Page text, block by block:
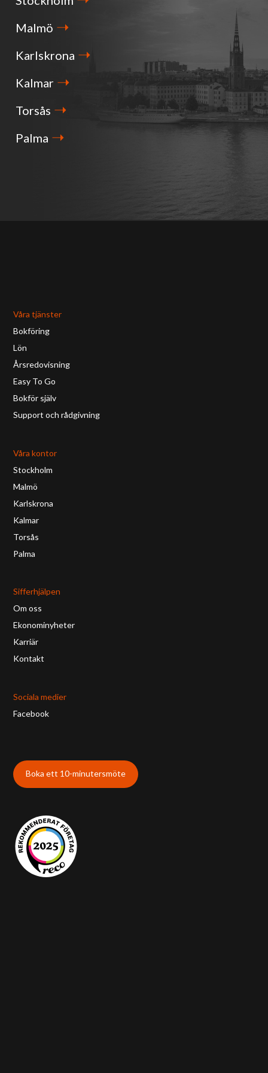
Malmö
Karlskrona
Kalmar
Torsås
Palma
Våra tjänster
Bokföring
Lön
Årsredovisning
Easy To Go
Bokför själv
Support och rådgivning
Våra kontor
Stockholm
Malmö
Karlskrona
Kalmar
Torsås
Palma
Sifferhjälpen
Om oss
Ekonominyheter
Karriär
Kontakt
Sociala medier
Facebook
Boka ett 10-minutersmöte